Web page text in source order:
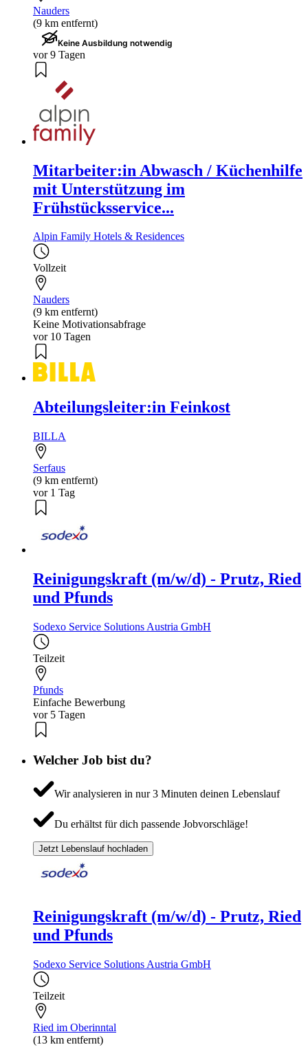
Nauders
(9 km entfernt)
Keine Ausbildung notwendig
vor 9 Tagen
Mitarbeiter:in Abwasch / Küchenhilfe
mit Unterstützung im
Frühstücksservice...
Alpin Family Hotels & Residences
Vollzeit
Nauders
(9 km entfernt)
Keine Motivationsabfrage
vor 10 Tagen
Abteilungsleiter:in Feinkost
BILLA
Serfaus
(9 km entfernt)
vor 1 Tag
Reinigungskraft (m/w/d) - Prutz, Ried
und Pfunds
Sodexo Service Solutions Austria GmbH
Teilzeit
Pfunds
Einfache Bewerbung
vor 5 Tagen
Welcher Job bist du?
Wir analysieren in nur 3 Minuten deinen Lebenslauf
Du erhältst für dich passende Jobvorschläge!
Jetzt Lebenslauf hochladen
Reinigungskraft (m/w/d) - Prutz, Ried
und Pfunds
Sodexo Service Solutions Austria GmbH
Teilzeit
Ried im Oberinntal
(13 km entfernt)